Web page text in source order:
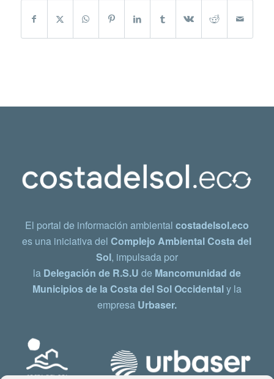
El portal de información ambiental costadelsol.eco
es una iniciativa delComplejo Ambiental Costa del
Sol, impulsada por
la Delegación de R.S.U de Mancomunidad de
Municipios de la Costa del Sol Occidentaly la
empresa Urbaser.